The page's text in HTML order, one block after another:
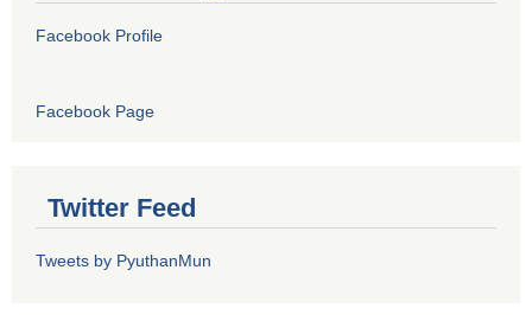
Facebook Profile
Facebook Page
Twitter Feed
Tweets by PyuthanMun